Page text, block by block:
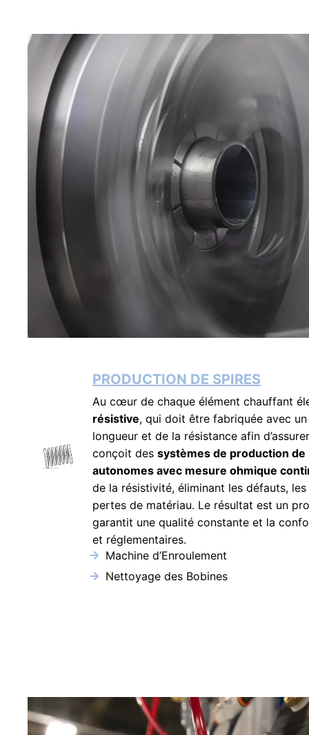
PRODUCTION DE SPIRES
Au cœur de chaque élément chauffant
résistive, qui doit être fabriquée avec
longueur et de la résistance afin
conçoit dessystèmes de production
autonomes avec mesure ohmique
de la résistivité, éliminant les défauts,
pertes de matériau. Le résultat est un
garantit une qualité constante et la
et réglementaires.
Machine d’Enroulement
Nettoyage des Bobines